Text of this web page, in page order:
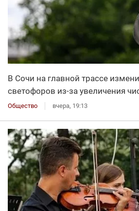
В Сочи на главной трассе
светофоров из-за увеличения
Общество вчера, 19:13